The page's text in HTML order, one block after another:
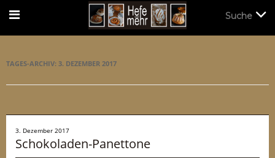
TAGES-ARCHIV: 3. DEZEMBER 2017
3. Dezember 2017
Schokoladen-Panettone
Suche
Suche